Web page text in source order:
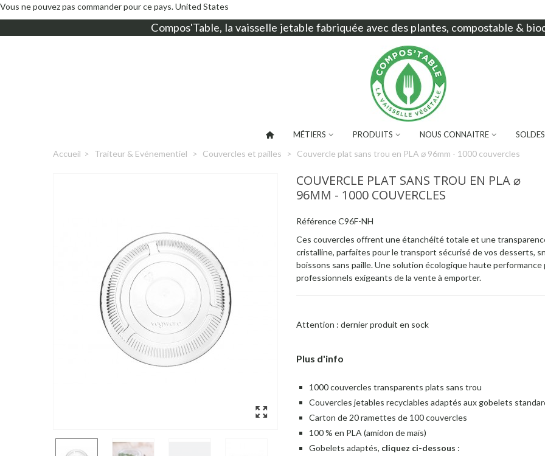
Vous ne pouvez pas commander pour ce pays.United States
Compos'Table, la vaisselle jetable fabriquée avec des plantes, compostable &
MÉTIERS PRODUITS NOUS CONNAITRE SOLDES
Accueil > Traiteur & Evénementiel > Couvercles et pailles > Couvercle plat sans trou en PLA ⌀ 96mm - 1000 couvercles
COUVERCLE PLAT SANS TROU EN PLA ⌀
96MM - 1000 COUVERCLES
RéférenceC96F-NH
Ces couvercles offrent une étanchéité totale et une
cristalline, parfaites pour le transport sécurisé de vos desserts,
boissons sans paille. Une solution écologique haute performance
professionnels exigeants de la vente à emporter.
Attention : dernier produit en sock
Plus d'info
1000 couvercles transparents plats sans trou
Couvercles jetables recyclables adaptés aux gobelets
Carton de 20 ramettes de 100 couvercles
100 % en PLA (amidon de maïs)
Gobelets adaptés, cliquez ci-dessous :